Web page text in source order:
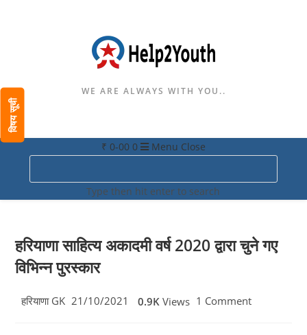
विषय सूची
WE ARE ALWAYS WITH YOU..
₹ 0-00 0 Menu Close
this
website
Type then hit enter to search
हरियाणा साहित्य अकादमी वर्ष 2020 द्वारा चुने गए
विभिन्न पुरस्कार
Post
हरियाणा GKPost
21/10/2021 0.9K Views Post
1 Comment